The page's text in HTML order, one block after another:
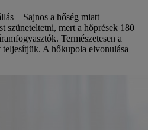
– Sajnos a hőség miatt
szüneteltetni, mert a hőprések 180
Természetesen a
A hőkupola elvonulása